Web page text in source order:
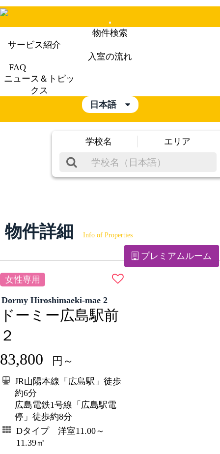
Mobile
Menu
物件検索
サービス紹介
入室の流れ
FAQ
ニュース＆トピッ
クス
日本語
学校名 エリア
物件詳細 Info of Properties
プレミアムルーム
女性専用
Dormy Hiroshimaeki-mae 2
ドーミー広島駅前
２
83,800 円～
JR山陽本線「広島駅」徒歩
約6分
広島電鉄1号線「広島駅電
停」徒歩約8分
Dタイプ 洋室11.00～
11.39㎡